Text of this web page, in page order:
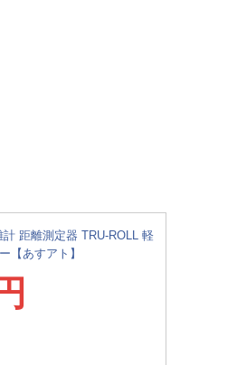
距離測定器 TRU-ROLL 軽
【あすアト】